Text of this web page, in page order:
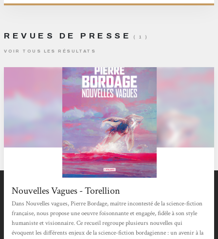
REVUES DE PRESSE ( 1 )
VOIR TOUS LES RÉSULTATS
Nouvelles Vagues - Torellion
Dans Nouvelles vagues, Pierre Bordage, maître incontesté de la science-fiction
française, nous propose une oeuvre foisonnante et engagée, fidèle à son style
humaniste et visionnaire. Ce recueil regroupe plusieurs nouvelles qui
évoquent les différents enjeux de la science-fiction bordagienne : un avenir à la